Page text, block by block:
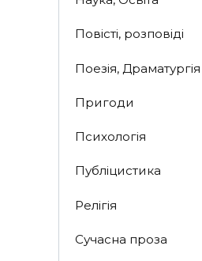
Повісті, розповіді
Поезія, Драматургія
Пригоди
Психологія
Публіцистика
Релігія
Сучасна проза